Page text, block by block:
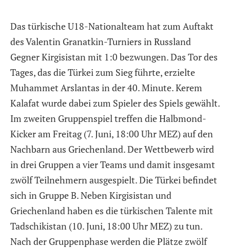
Das türkische U18-Nationalteam hat zum Auftakt
des Valentin Granatkin-Turniers in Russland
Gegner Kirgisistan mit 1:0 bezwungen. Das Tor des
Tages, das die Türkei zum Sieg führte, erzielte
Muhammet Arslantas in der 40. Minute. Kerem
Kalafat wurde dabei zum Spieler des Spiels gewählt.
Im zweiten Gruppenspiel treffen die Halbmond-
Kicker am Freitag (7. Juni, 18:00 Uhr MEZ) auf den
Nachbarn aus Griechenland. Der Wettbewerb wird
in drei Gruppen a vier Teams und damit insgesamt
zwölf Teilnehmern ausgespielt. Die Türkei befindet
sich in Gruppe B. Neben Kirgisistan und
Griechenland haben es die türkischen Talente mit
Tadschikistan (10. Juni, 18:00 Uhr MEZ) zu tun.
Nach der Gruppenphase werden die Plätze zwölf